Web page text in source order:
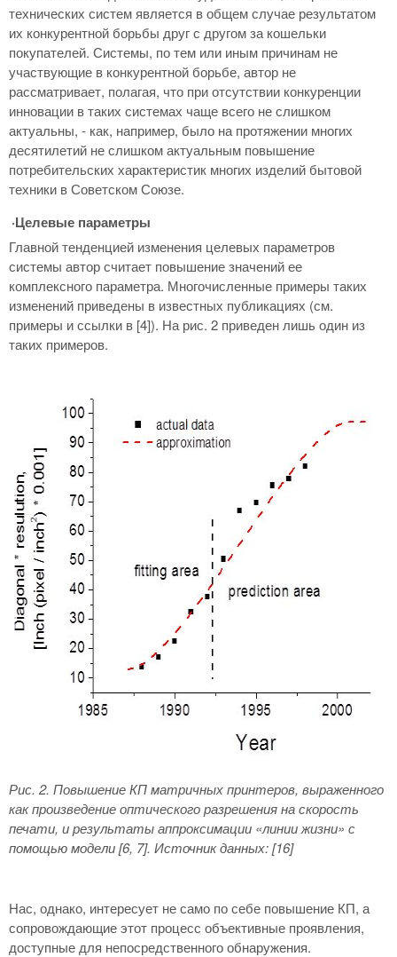
технических систем является в общем случае результатом
их конкурентной борьбы друг с другом за кошельки
покупателей. Системы, по тем или иным причинам не
участвующие в конкурентной борьбе, автор не
рассматривает, полагая, что при отсутствии конкуренции
инновации в таких системах чаще всего не слишком
актуальны, - как, например, было на протяжении многих
десятилетий не слишком актуальным повышение
потребительских характеристик многих изделий бытовой
техники в Советском Союзе.
·Целевые параметры
Главной тенденцией изменения целевых параметров
системы автор считает повышение значений ее
комплексного параметра. Многочисленные примеры таких
изменений приведены в известных публикациях (см.
примеры и ссылки в [4]). На рис. 2 приведен лишь один из
таких примеров.
Рис. 2. Повышение КП матричных принтеров, выраженного
как произведение оптического разрешения на скорость
печати, и результаты аппроксимации «линии жизни» с
помощью модели [6, 7]. Источник данных: [16]
Нас, однако, интересует не само по себе повышение КП, а
сопровождающие этот процесс объективные проявления,
доступные для непосредственного обнаружения.